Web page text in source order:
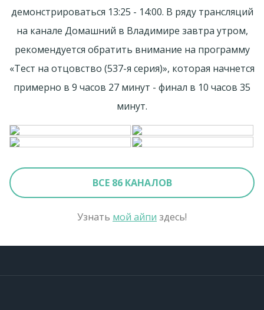
демонстрироваться 13:25 - 14:00. В ряду трансляций
на канале Домашний в Владимире завтра утром,
рекомендуется обратить внимание на программу
«Тест на отцовство (537-я серия)», которая начнется
примерно в 9 часов 27 минут - финал в 10 часов 35
минут.
ВСЕ 86 КАНАЛОВ
Узнать мой айпи здесь!